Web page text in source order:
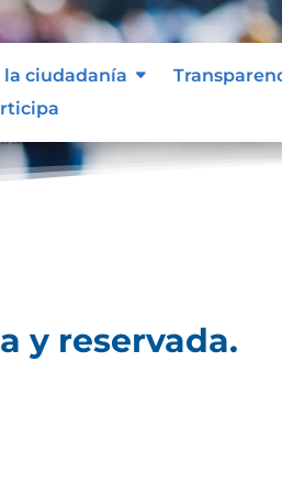
la ciudadanía
y reservada.